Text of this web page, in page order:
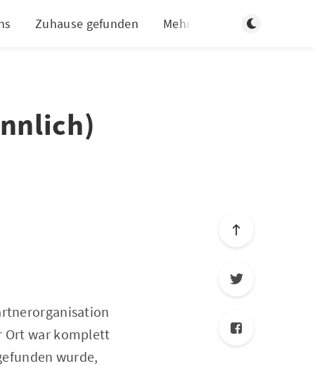
Zuhause gefunden Mehr Dunklen
Ort war komplett
wurde,